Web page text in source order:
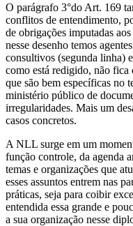
O parágrafo 3°do Art. 169
conflitos de entendimento,
de obrigações imputadas
nesse desenho temos
consultivos (segunda linha)
como está redigido, não fica
que são bem específicas no
ministério público de
irregularidades. Mais um
casos concretos.
A NLL surge em um
função controle, da agenda
temas e organizações que
esses assuntos entrem nas
práticas, seja para coibir
entendida essa grande e
a sua organização nesse